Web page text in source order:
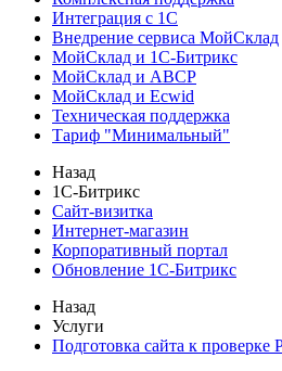
Интеграция с 1С
Внедрение сервиса МойСклад
МойСклад и 1С-Битрикс
МойСклад и ABCP
МойСклад и Ecwid
Техническая поддержка
Тариф "Минимальный"
Назад
1С-Битрикс
Сайт-визитка
Интернет-магазин
Корпоративный портал
Обновление 1С-Битрикс
Назад
Услуги
Подготовка сайта к проверке